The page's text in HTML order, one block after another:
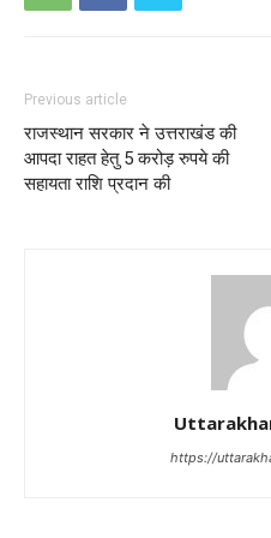
Previous article
राजस्थान सरकार ने उत्तराखंड की
आपदा राहत हेतु 5 करोड़ रुपये की
सहायता राशि प्रदान की
https://